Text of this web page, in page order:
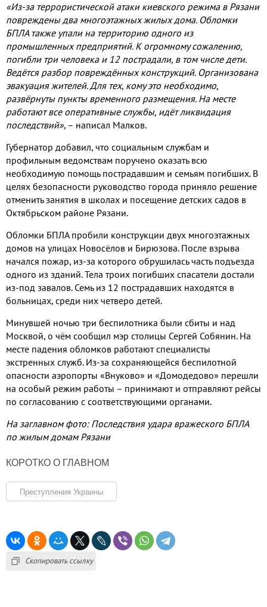
«Из-за террористической атаки киевского режима в Рязани
повреждены два многоэтажных жилых дома. Обломки
БПЛА также упали на территорию одного из
промышленных предприятий. К огромному сожалению,
погибли три человека и 12 пострадали, в том числе дети.
Ведётся разбор повреждённых конструкций. Организована
эвакуация жителей.Для тех, кому это необходимо,
развёрнуты пункты временного размещения. На месте
работают все оперативные службы, идёт ликвидация
последствий», – написал Малков.
Губернатор добавил, что социальным службам и
профильным ведомствам поручено оказать всю
необходимую помощь пострадавшим и семьям погибших. В
целях безопасности руководство города приняло решение
отменить занятия в школах и посещение детских садов в
Октябрьском районе Рязани.
Обломки БПЛА пробили конструкции двух многоэтажных
домов на улицах Новосёлов и Бирюзова. После взрыва
начался пожар, из-за которого обрушилась часть подъезда
одного из зданий.Тела троих погибших спасатели достали
из-под завалов. Семь из 12 пострадавших находятся в
больницах, среди них четверо детей.
Минувшей ночью три беспилотника были сбиты и над
Москвой, о чём сообщил мэр столицы Сергей Собянин. На
месте падения обломков работают специалисты
экстренных служб. Из-за сохраняющейся беспилотной
опасности аэропорты «Внуково» и «Домодедово» перешли
на особый режим работы – принимают и отправляют рейсы
по согласованию с соответствующими органами.
На заглавном фото: Последствия удара вражеского БПЛА
по жилым домам Рязани
КОРОТКО О ГЛАВНОМ
Преступления Украины
Скопировать ссылку